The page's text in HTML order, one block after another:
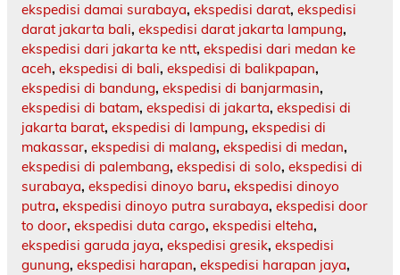
ekspedisi damai surabaya, ekspedisi darat, ekspedisi
darat jakarta bali, ekspedisi darat jakarta lampung,
ekspedisi dari jakarta ke ntt, ekspedisi dari medan ke
aceh, ekspedisi di bali, ekspedisi di balikpapan,
ekspedisi di bandung, ekspedisi di banjarmasin,
ekspedisi di batam, ekspedisi di jakarta, ekspedisi di
jakarta barat, ekspedisi di lampung, ekspedisi di
makassar, ekspedisi di malang, ekspedisi di medan,
ekspedisi di palembang, ekspedisi di solo, ekspedisi di
surabaya, ekspedisi dinoyo baru, ekspedisi dinoyo
putra, ekspedisi dinoyo putra surabaya, ekspedisi door
to door, ekspedisi duta cargo, ekspedisi elteha,
ekspedisi garuda jaya, ekspedisi gresik, ekspedisi
gunung, ekspedisi harapan, ekspedisi harapan jaya,